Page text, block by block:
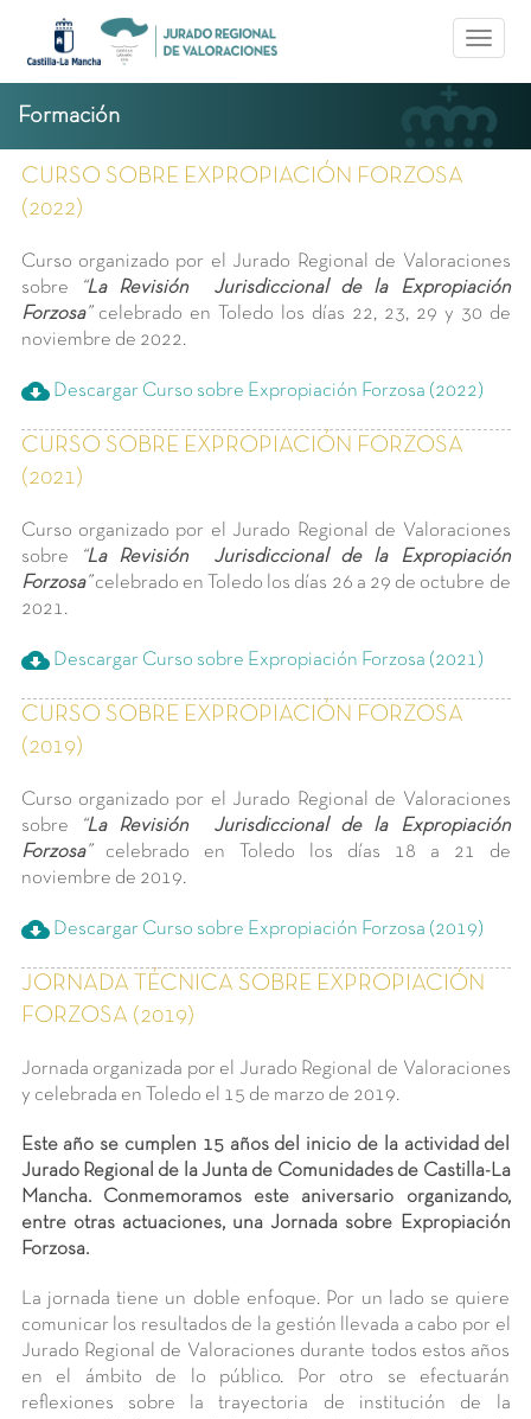
Pasar al contenido principal
Toggle
Formación
CURSO SOBRE EXPROPIACIÓN FORZOSA
(2022)
Curso organizado por el Jurado Regional de Valoraciones
sobre “La Revisión Jurisdiccional de la Expropiación
Forzosa” celebrado en Toledo los días 22, 23, 29 y 30 de
noviembre de 2022.
cloud_downloadDescargar Curso sobre Expropiación Forzosa (2022)
CURSO SOBRE EXPROPIACIÓN FORZOSA
(2021)
Curso organizado por el Jurado Regional de Valoraciones
sobre “La Revisión Jurisdiccional de la Expropiación
Forzosa”celebrado en Toledo los días 26 a 29 de octubre de
2021.
cloud_downloadDescargar Curso sobre Expropiación Forzosa (2021)
CURSO SOBRE EXPROPIACIÓN FORZOSA
(2019)
Curso organizado por el Jurado Regional de Valoraciones
sobre “La Revisión Jurisdiccional de la Expropiación
Forzosa” celebrado en Toledo los días 18 a 21 de
noviembre de 2019.
cloud_downloadDescargar Curso sobre Expropiación Forzosa (2019)
JORNADA TÉCNICA SOBRE EXPROPIACIÓN
FORZOSA (2019)
Jornada organizada por el Jurado Regional de Valoraciones
y celebrada en Toledo el 15 de marzo de 2019.
Este año se cumplen 15 años del inicio de la actividad del
Jurado Regional de la Junta de Comunidades de Castilla-La
Mancha. Conmemoramos este aniversario organizando,
entre otras actuaciones, una Jornada sobre Expropiación
Forzosa.
La jornada tiene un doble enfoque. Por un lado se quiere
comunicar los resultados de la gestión llevada a cabo por el
Jurado Regional de Valoraciones durante todos estos años
en el ámbito de lo público. Por otro se efectuarán
reflexiones sobre la trayectoria de institución de la